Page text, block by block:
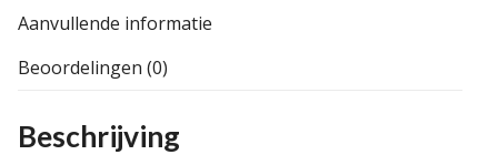
Aanvullende informatie
Beoordelingen (0)
Beschrijving